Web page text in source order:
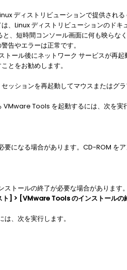
ディストリビューションで提供され
、Linux ディストリビューションのドキ
、短時間コンソール画面に何も映らな
告やエラーは正常です。
トール後にネットワーク サービスが再
とをお勧めします。
ションを再起動してマウスまたはグラ
Tools を起動するには、次を実
になる場合があります。CD-ROM をア
トールの終了が必要な場合がありま
ト] > [VMware Tools のインストールの
、次を実行します。